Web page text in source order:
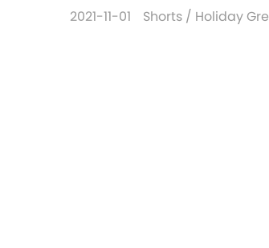
2021-11-01 Shorts / Holiday